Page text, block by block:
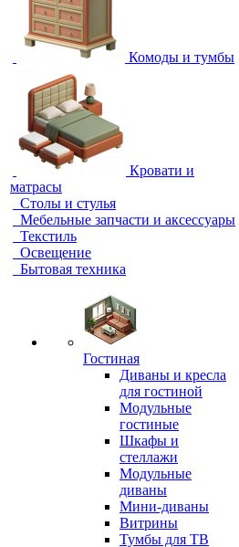
Комоды и тумбы
Кровати и
матрасы
Столы и стулья
Мебельные запчасти и аксессуары
Текстиль
Освещение
Бытовая техника
Гостиная
Диваны и кресла
для гостиной
Модульные
гостиные
Шкафы и
стеллажи
Модульные
диваны
Мини-диваны
Витрины
Тумбы для ТВ